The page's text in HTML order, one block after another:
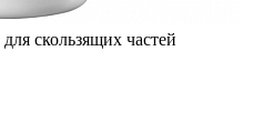
скользящих частей